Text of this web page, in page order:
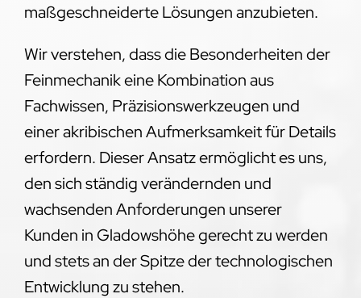
maßgeschneiderte Lösungen anzubieten.
Wir verstehen, dass die Besonderheiten der
Feinmechanik eine Kombination aus
Fachwissen, Präzisionswerkzeugen und
einer akribischen Aufmerksamkeit für Details
erfordern. Dieser Ansatz ermöglicht es uns,
den sich ständig verändernden und
wachsenden Anforderungen unserer
Kunden in Gladowshöhe gerecht zu werden
und stets an der Spitze der technologischen
Entwicklung zu stehen.